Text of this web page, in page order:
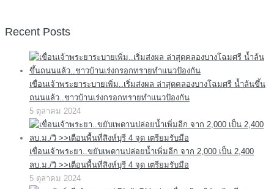
Recent Posts
เขื่อนเจ้าพระยาระบายเพิ่ม..เริ่มส่งผล ล่าสุดคลองบางโฉมศรี น้ำล้นขึ้น
ถนนแล้ว..ชาวบ้านเร่งกรอกทรายทำแนวป้องกัน
5 ตุลาคม 2024
เขื่อนเจ้าพระยา..ขยับเพดานปล่อยน้ำเพิ่มอีก จาก 2,000 เป็น 2,400
ลบ.ม./วิ >>เตือนพื้นที่สิงห์บุรี 4 จุด เตรียมรับมือ
5 ตุลาคม 2024